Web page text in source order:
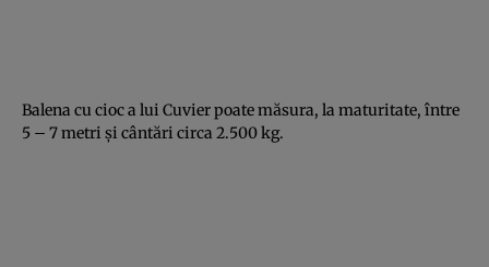
Balena cu cioc a lui Cuvier poate măsura, la maturitate, între
5 – 7 metri şi cântări circa 2.500 kg.